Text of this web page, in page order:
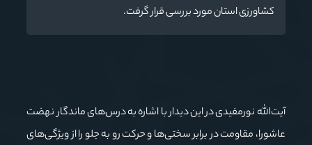
کشاورزی استان مورد بررسی قرار گرفت.
آیت‌الله نورمفیدی در این دیدار با اشاره به درس‌های ماندگار نهضت
عاشورا، مقاومت در برابر سختی‌ها و حرکت رو به جلو را از ویژگی‌های